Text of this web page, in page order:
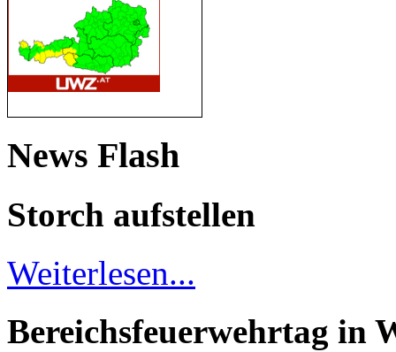
News Flash
Storch aufstellen
Weiterlesen...
Bereichsfeuerwehrtag in